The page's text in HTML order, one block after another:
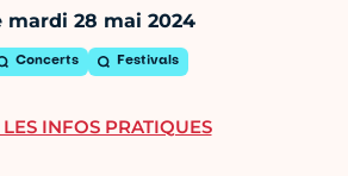
mardi 28 mai 2024
Concerts Festivals
INFOS PRATIQUES